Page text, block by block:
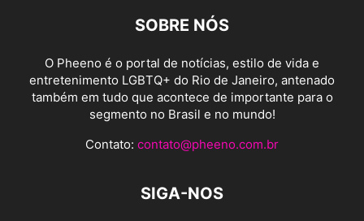
SOBRE NÓS
O Pheeno é o portal de notícias, estilo de vida e
entretenimento LGBTQ+ do Rio de Janeiro, antenado
também em tudo que acontece de importante para o
segmento no Brasil e no mundo!
Contato: contato@pheeno.com.br
SIGA-NOS